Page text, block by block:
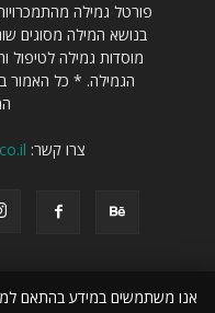
פורטל גמילה
בנושא המילה מסוגים
מוסדות גמילה לטיפול
הגמילה. * כל האמור
צרו קשר:
אנו משתמשים במידע בהתאם